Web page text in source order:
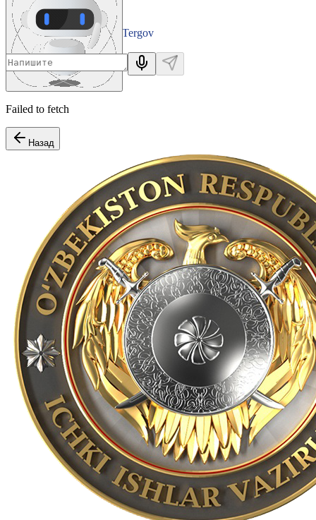
Tergov
Departamenti
Failed to fetch
Назад